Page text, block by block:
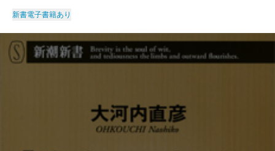
新書電子書籍あり